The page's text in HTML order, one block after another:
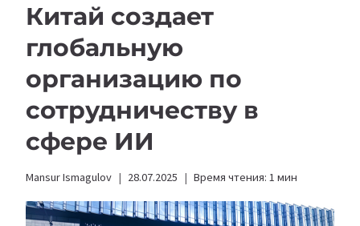
Китай создает
глобальную
организацию по
сотрудничеству в
сфере ИИ
Mansur Ismagulov 28.07.2025 Время чтения: 1 мин